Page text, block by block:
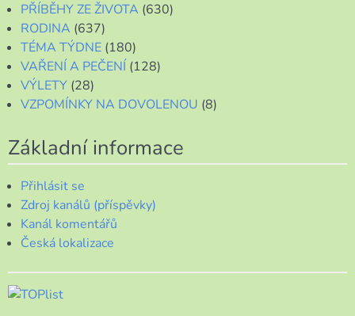
PŘÍBĚHY ZE ŽIVOTA (630)
RODINA (637)
TÉMA TÝDNE (180)
VAŘENÍ A PEČENÍ (128)
VÝLETY (28)
VZPOMÍNKY NA DOVOLENOU (8)
Základní informace
Přihlásit se
Zdroj kanálů (příspěvky)
Kanál komentářů
Česká lokalizace